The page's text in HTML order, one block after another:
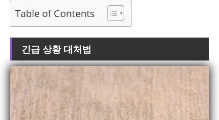
Table of Contents
긴급 상황 대처법